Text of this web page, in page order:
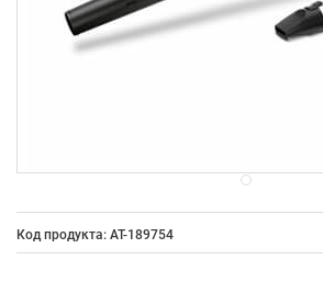
Код продукта: AT-189754